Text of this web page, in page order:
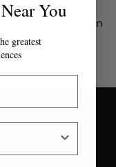
para obtener un
You
greatest